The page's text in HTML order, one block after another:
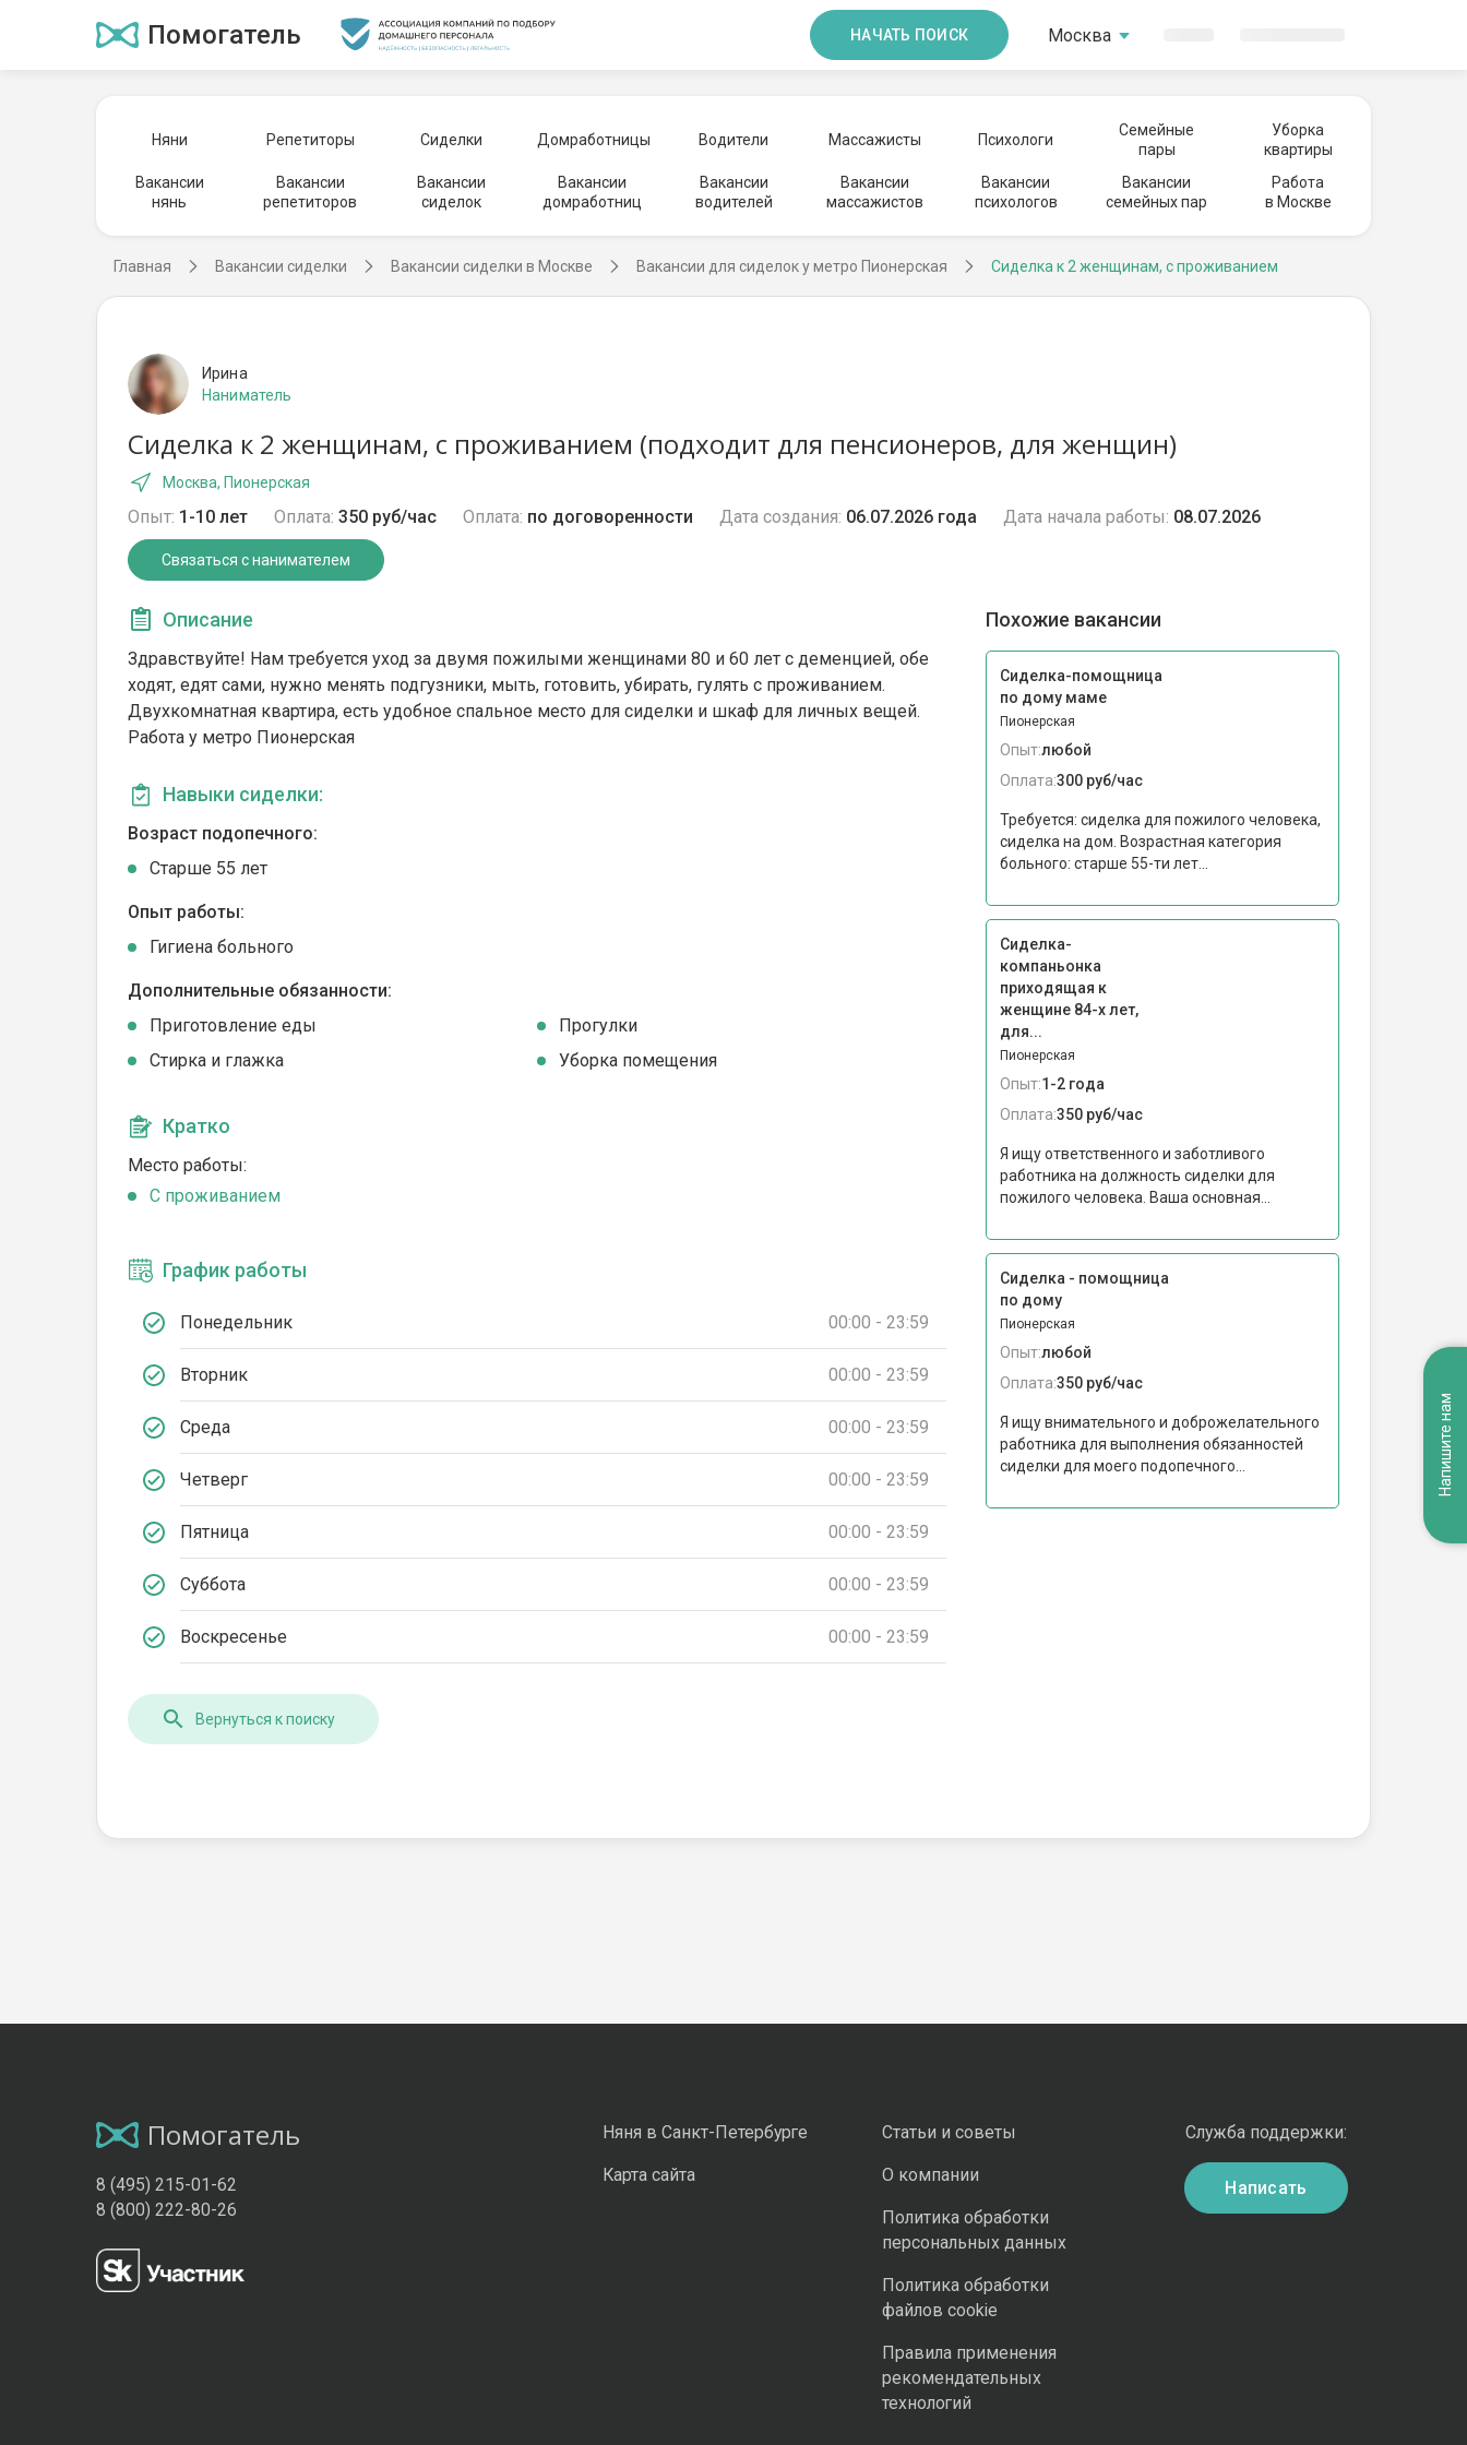
Помогатель НАЧАТЬ ПОИСК Москва
Няни Репетиторы Сиделки Домработницы Водители Массажисты Психологи
Семейные
пары
Уборка
квартиры
Вакансии
нянь
Вакансии
репетиторов
Вакансии
сиделок
Вакансии
домработниц
Вакансии
водителей
Вакансии
массажистов
Вакансии
психологов
Вакансии
семейных пар
Работа
в Москве
Главная Вакансии сиделки Вакансии сиделки в Москве Вакансии для сиделок у метро Пионерская Сиделка к 2 женщинам, с проживанием
Ирина
Наниматель
Сиделка к 2 женщинам, с проживанием (подходит для пенсионеров, для женщин)
Москва, Пионерская
Опыт: 1-10 лет Оплата: 350 руб/час Оплата: по договоренности Дата создания: 06.07.2026 года Дата начала работы: 08.07.2026
Связаться с нанимателем
Описание
Здравствуйте! Нам требуется уход за двумя пожилыми женщинами 80 и 60 лет с деменцией, обе
ходят, едят сами, нужно менять подгузники, мыть, готовить, убирать, гулять с проживанием.
Двухкомнатная квартира, есть удобное спальное место для сиделки и шкаф для личных вещей.
Работа у метро Пионерская
Навыки сиделки:
Возраст подопечного:
Cтарше 55 лет
Опыт работы:
Гигиена больного
Дополнительные обязанности:
Приготовление еды
Прогулки
Стирка и глажка
Уборка помещения
Кратко
Место работы:
C проживанием
График работы
Понедельник 00:00 - 23:59
Вторник 00:00 - 23:59
Среда 00:00 - 23:59
Четверг 00:00 - 23:59
Пятница 00:00 - 23:59
Суббота 00:00 - 23:59
Воскресенье 00:00 - 23:59
Похожие вакансии
Сиделка-помощница
по дому маме
Пионерская
Опыт:любой
Оплата:300 руб/час
Требуется: сиделка для пожилого человека,
сиделка на дом. Возрастная категория
больного: cтарше 55-ти лет...
Сиделка-
компаньонка
приходящая к
женщине 84-х лет,
для...
Пионерская
Опыт:1-2 года
Оплата:350 руб/час
Я ищу ответственного и заботливого
работника на должность сиделки для
пожилого человека. Ваша основная...
Сиделка - помощница
по дому
Пионерская
Опыт:любой
Оплата:350 руб/час
Я ищу внимательного и доброжелательного
работника для выполнения обязанностей
сиделки для моего подопечного...
Вернуться к поиску
Помогатель
8 (495) 215-01-62
8 (800) 222-80-26
Няня в Санкт-Петербурге
Карта сайта
Статьи и советы
О компании
Политика обработки
персональных данных
Политика обработки
файлов cookie
Правила применения
рекомендательных
технологий
Служба поддержки:
Написать
Напишите нам